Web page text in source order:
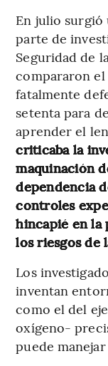
En julio surgió
parte de
Seguridad de
compararon
fatalmente
setenta para
aprender el
criticaba la
maquinación
dependencia
controles
hincapié en
los riesgos de
Los
inventan
como el del
oxígeno-
puede